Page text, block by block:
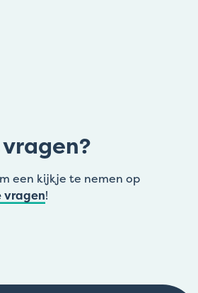
een kijkje te nemen op
vragen!